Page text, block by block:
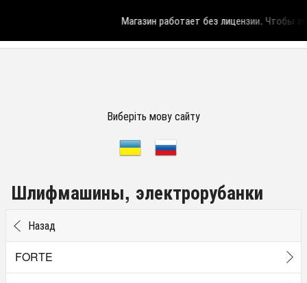
Магазин работает без лицензии.Чтобы
Виберіть мову сайту
Шлифмашины, электрорубанки
Назад
FORTE